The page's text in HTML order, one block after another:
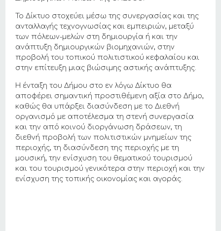
Το Δίκτυο στοχεύει μέσω της συνεργασίας και της
ανταλλαγής τεχνογνωσίας και εμπειριών, μεταξύ
των πόλεων-μελών στη δημιουργία ή και την
ανάπτυξη δημιουργικών βιομηχανιών, στην
προβολή του τοπικού πολιτιστικού κεφαλαίου και
στην επίτευξη μιας βιώσιμης αστικής ανάπτυξης.
Η ένταξη του Δήμου στο εν λόγω Δίκτυο θα
αποφέρει σημαντική προστιθέμενη αξία στο Δήμο,
καθώς θα υπάρξει διασύνδεση με το Διεθνή
οργανισμό με αποτέλεσμα τη στενή συνεργασία
και την από κοινού διοργάνωση δράσεων, τη
διεθνή προβολή των πολιτιστικών μνημείων της
περιοχής, τη διασύνδεση της περιοχής με τη
μουσική, την ενίσχυση του θεματικού τουρισμού
και του τουρισμού γενικότερα στην περιοχή και την
ενίσχυση της τοπικής οικονομίας και αγοράς.